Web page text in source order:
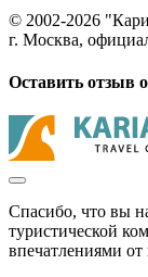
© 2002-2026
г. Москва,
Оставить отзыв
Спасибо, что вы
туристической
впечатлениями от